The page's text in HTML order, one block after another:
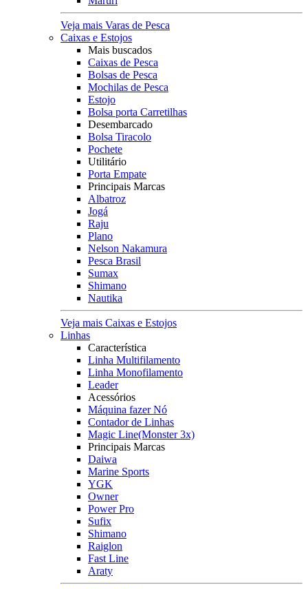
Veja mais Varas de Pesca
Caixas e Estojos
Mais buscados
Caixas de Pesca
Bolsas de Pesca
Mochilas de Pesca
Estojo
Bolsa porta Carretilhas
Desembarcado
Bolsa Tiracolo
Pochete
Utilitário
Porta Empate
Principais Marcas
Albatroz
Jogá
Raju
Plano
Nelson Nakamura
Pesca Brasil
Sumax
Shimano
Nautika
Veja mais Caixas e Estojos
Linhas
Característica
Linha Multifilamento
Linha Monofilamento
Leader
Acessórios
Máquina fazer Nó
Contador de Linhas
Magic Line(Monster 3x)
Principais Marcas
Daiwa
Marine Sports
YGK
Owner
Power Pro
Sufix
Shimano
Raiglon
Fast Line
Araty